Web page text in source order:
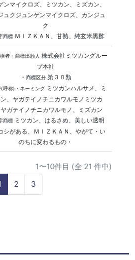
ンマイクロズ、ミツカン、ミズカン、
ュクジュンゲンマイクロズ、カンジュ
ク
商標ＭＩＺＫＡＮ、甘熟、純玄米黒酢
者・商標出願人 株式会社ミツカングルー
プ本社
・ 商標区分第３０類
(呼称)・ネーミングミツカンハルサメ、ミ
、ヤガテイノチニカワルモノミツカ
ガテイノチニカワルモノ、ミズカン
商標ミツカン、はるさめ、美しい透明
シがある、ＭＩＺＫＡＮ、やがて・い
のちに変わるもの・
1〜10件目 (全 21 件中)
2 3